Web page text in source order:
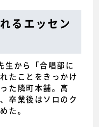
るエッセン
生から「合唱部に
たことをきっかけ
た隣町本舗。高
卒業後はソロのク
た。